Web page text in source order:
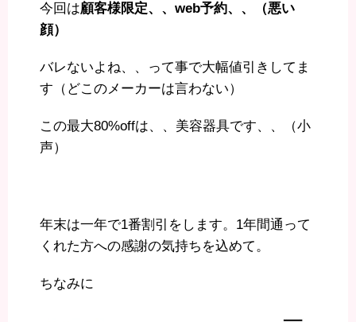
今回は顧客様限定、、web予約、、（悪い
顔）
バレないよね、、って事で大幅値引きしてま
す（どこのメーカーは言わない）
この最大80%offは、、美容器具です、、（小
声）
年末は一年で1番割引をします。1年間通って
くれた方への感謝の気持ちを込めて。
ちなみに